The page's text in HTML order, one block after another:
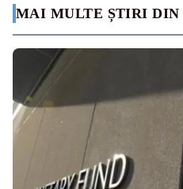
MAI MULTE ȘTIRI DIN